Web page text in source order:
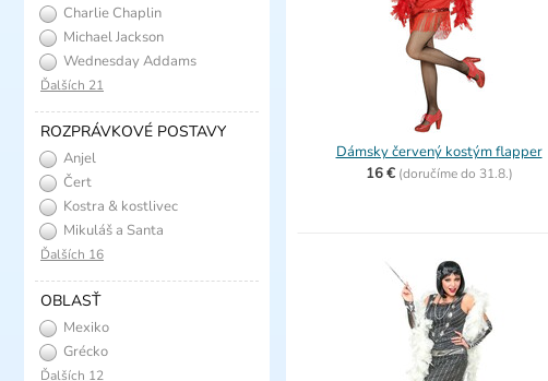
Dámsky červený kostým flapper
16 € (doručíme do 31.8.)
Charlie Chaplin
Michael Jackson
Wednesday Addams
Ďalších 21
ROZPRÁVKOVÉ POSTAVY
Anjel
Čert
Kostra & kostlivec
Mikuláš a Santa
Ďalších 16
OBLASŤ
Mexiko
Grécko
Ďalších 12